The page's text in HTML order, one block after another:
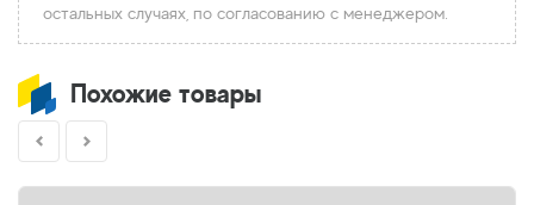
остальных случаях, по согласованию с менеджером.
Похожие товары